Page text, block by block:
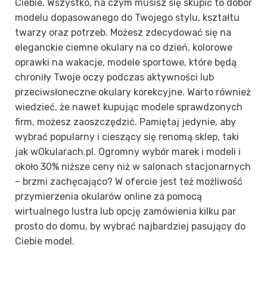
Ciebie. Wszystko, na czym musisz się skupić to dobór
modelu dopasowanego do Twojego stylu, kształtu
twarzy oraz potrzeb. Możesz zdecydować się na
eleganckie ciemne okulary na co dzień, kolorowe
oprawki na wakacje, modele sportowe, które będą
chroniły Twoje oczy podczas aktywności lub
przeciwsłoneczne okulary korekcyjne. Warto również
wiedzieć, że nawet kupując modele sprawdzonych
firm, możesz zaoszczędzić. Pamiętaj jedynie, aby
wybrać popularny i cieszący się renomą sklep, taki
jak wOkularach.pl. Ogromny wybór marek i modeli i
około 30% niższe ceny niż w salonach stacjonarnych
– brzmi zachęcająco? W ofercie jest też możliwość
przymierzenia okularów online za pomocą
wirtualnego lustra lub opcję zamówienia kilku par
prosto do domu, by wybrać najbardziej pasujący do
Ciebie model.